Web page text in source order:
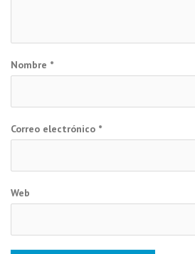
Nombre *
Correo electrónico *
Web